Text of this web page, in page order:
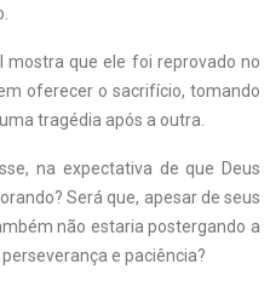
mostra que ele foi reprovado no
oferecer o sacrifício, tomando
tragédia após a outra.
na expectativa de que Deus
Será que, apesar de seus
não estaria postergando a
e paciência?